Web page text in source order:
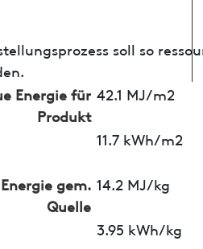
soll so
Energie für
Produkt
42.1 MJ/m2
11.7 kWh/m2
gem.
Quelle
14.2 MJ/kg
3.95 kWh/kg